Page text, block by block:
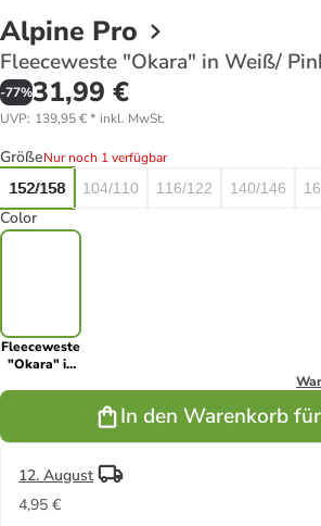
Alpine Pro
Fleeceweste "Okara" in Weiß/
-77%31,99 €
UVP: 139,95 €* inkl. MwSt.
GrößeNur noch 1 verfügbar
152/158
104/110 116/122 140/146
Color
Fleeceweste
"Okara" in
In den Warenkorb für
12. August
4,95 €